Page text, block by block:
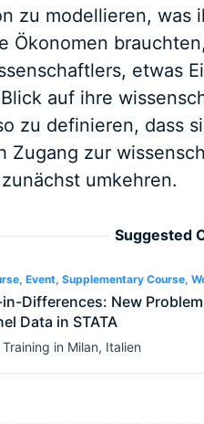
zu modellieren, was
Ökonomen
etwas
auf ihre
zu definieren, dass
Zugang zur
umkehren.
Suggested
Event, Supplementary Course,
Differences: New
Data in STATA
in Milan, Italien